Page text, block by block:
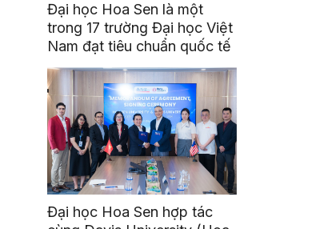
Đại học Hoa Sen là một
trong 17 trường Đại học Việt
Nam đạt tiêu chuẩn quốc tế
Đại học Hoa Sen hợp tác